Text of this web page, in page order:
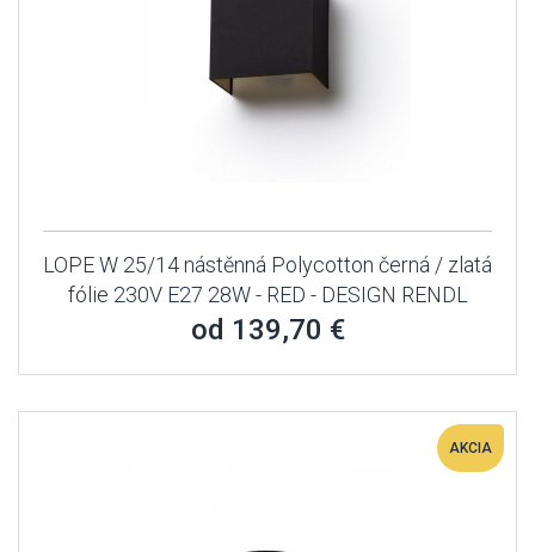
LOPE W 25/14 nástěnná Polycotton černá / zlatá
fólie 230V E27 28W - RED - DESIGN RENDL
od 139,70 €
AKCIA